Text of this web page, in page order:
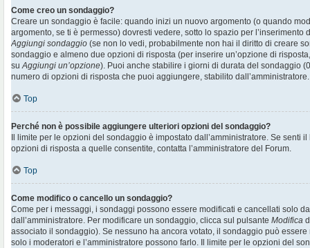
Come creo un sondaggio?
Creare un sondaggio è facile: quando inizi un nuovo argomento (o quando
argomento, se ti è permesso) dovresti vedere, sotto lo spazio per
Aggiungi sondaggio (se non lo vedi, probabilmente non hai il diritto di creare
sondaggio e almeno due opzioni di risposta (per inserire un’opzione di
suAggiungi un’opzione). Puoi anche stabilire i giorni di durata del sondaggio
numero di opzioni di risposta che puoi aggiungere, stabilito dall’amministratore.
Top
Perché non è possibile aggiungere ulteriori opzioni del sondaggio?
Il limite per le opzioni del sondaggio è impostato dall’amministratore. Se senti
opzioni di risposta a quelle consentite, contatta l’amministratore del Forum.
Top
Come modifico o cancello un sondaggio?
Come per i messaggi, i sondaggi possono essere modificati e cancellati solo
dall’amministratore. Per modificare un sondaggio, clicca sul pulsante Modifica
associato il sondaggio). Se nessuno ha ancora votato, il sondaggio può
solo i moderatori e l’amministratore possono farlo. Il limite per le opzioni del